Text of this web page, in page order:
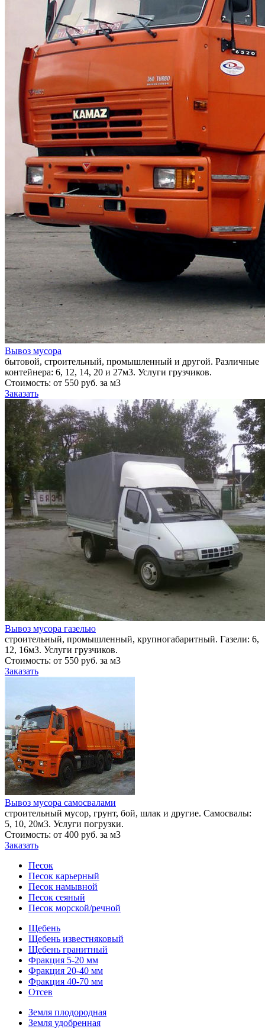
Вывоз мусора
бытовой, строительный, промышленный и другой. Различные
контейнера: 6, 12, 14, 20 и 27м3. Услуги грузчиков.
Стоимость: от 550 руб. за м3
Заказать
Вывоз мусора газелью
строительный, промышленный, крупногабаритный. Газели: 6,
12, 16м3. Услуги грузчиков.
Стоимость: от 550 руб. за м3
Заказать
Вывоз мусора самосвалами
строительный мусор, грунт, бой, шлак и другие. Самосвалы:
5, 10, 20м3. Услуги погрузки.
Стоимость: от 400 руб. за м3
Заказать
Песок
Песок карьерный
Песок намывной
Песок сеяный
Песок морской/речной
Щебень
Щебень известняковый
Щебень гранитный
Фракция 5-20 мм
Фракция 20-40 мм
Фракция 40-70 мм
Отсев
Земля плодородная
Земля удобренная